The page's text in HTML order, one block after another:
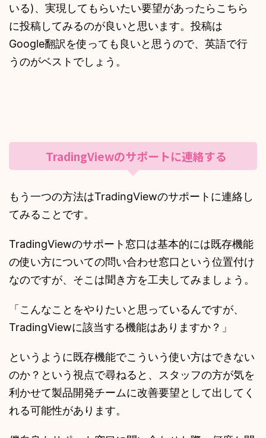
いる)、実現してもらいたい要望があったらこちら
に投稿してみるのが良いと思います。投稿は
Google翻訳を使っても良いと思うので、英語で行
うのがベストでしょう。
TradingViewのサポートに連絡する
もう一つの方法はTradingViewのサポートに連絡し
てみることです。
TradingViewのサポート窓口は基本的には既存機能
の使い方についての問い合わせ窓口という位置付け
なのですが、そこは聞き方を工夫してみましょう。
「こんなことをやりたいと思っているんですが、
TradingViewに該当する機能はありますか？」
というように既存機能でこういう使い方はできない
のか？という視点で尋ねると、スタッフの方が気を
利かせて製品開発チームに改善要望として出してく
れる可能性があります。